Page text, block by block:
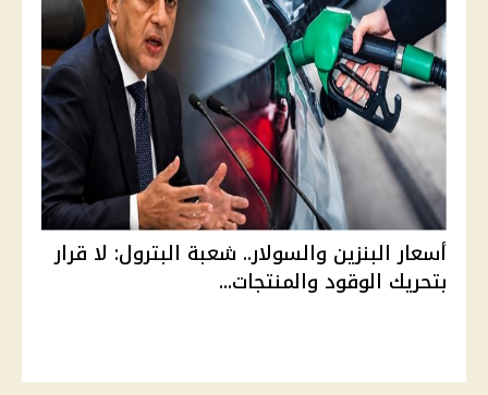
أسعار البنزين والسولار.. شعبة البترول: لا قرار
بتحريك الوقود والمنتجات...